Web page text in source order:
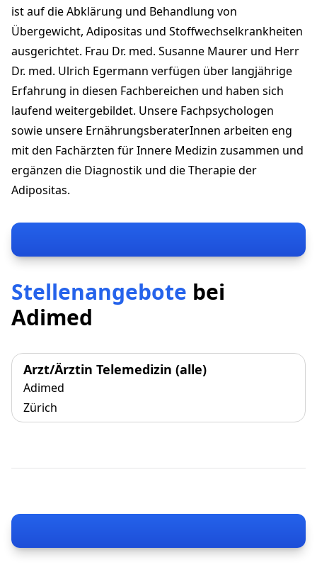
+41 52 235 05 00
ist auf die Abklärung und Behandlung von
Übergewicht, Adipositas und Stoffwechselkrankheiten
ausgerichtet. Frau Dr. med. Susanne Maurer und Herr
Dr. med. Ulrich Egermann verfügen über langjährige
Erfahrung in diesen Fachbereichen und haben sich
laufend weitergebildet. Unsere Fachpsychologen
sowie unsere ErnährungsberaterInnen arbeiten eng
mit den Fachärzten für Innere Medizin zusammen und
ergänzen die Diagnostik und die Therapie der
Adipositas.
Stellenangebote bei
Adimed
Arzt/Ärztin Telemedizin (alle)
Adimed
Zürich